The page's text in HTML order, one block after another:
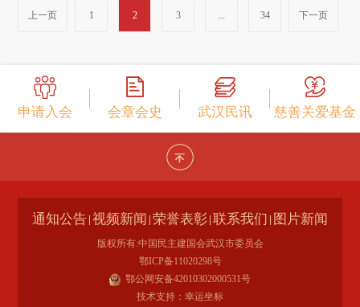
上一页 1 2 3 34 下一页
申请入会 会章会史 武汉民讯 慈善关爱基金
通知公告 视频新闻 荣誉表彰 联系我们 图片新闻
版权所有:中国民主建国会武汉市委员会
鄂ICP备11020298号
鄂公网安备42010302000531号
技术支持：幸运坐标